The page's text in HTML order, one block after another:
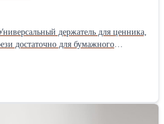
держатель для ценника,
достаточно для бумажного
2 мм. Товар серии Деревяшкино.